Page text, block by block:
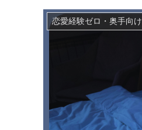
恋愛経験ゼロ・奥手向け